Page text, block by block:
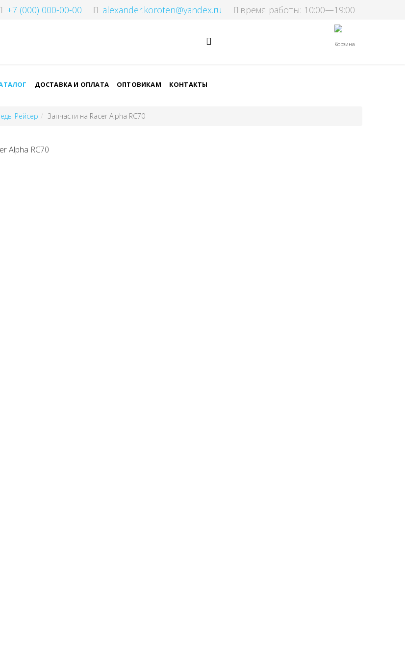
+7 (000) 000-00-00 alexander.koroten@yandex.ru время работы: 10:00—19:00
ДОСТАВКА И ОПЛАТА ОПТОВИКАМ КОНТАКТЫ
Корзина
Рейсер Запчасти на Racer Alpha RC70
Alpha RC70